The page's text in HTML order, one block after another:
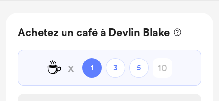
Achetez un café à Devlin Blake
☕ x 1 3 5